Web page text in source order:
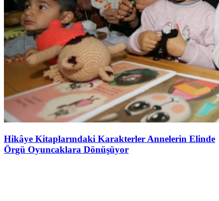
Hikâye Kitaplarındaki Karakterler Annelerin Elinde
Örgü Oyuncaklara Dönüşüyor